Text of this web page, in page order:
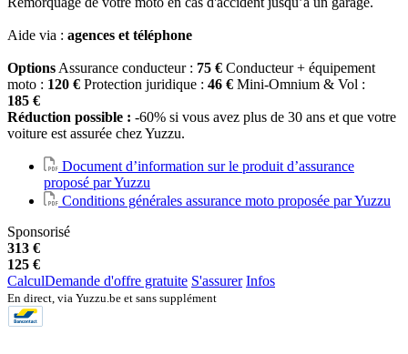
Aide via : agences et téléphone
Options Assurance conducteur : 75 € Conducteur + équipement
moto : 120 € Protection juridique : 46 € Mini-Omnium & Vol :
185 €
Réduction possible : -60% si vous avez plus de 30 ans et que votre
voiture est assurée chez Yuzzu.
Document d’information sur le produit d’assurance
proposé par Yuzzu
Conditions générales assurance moto proposée par Yuzzu
Sponsorisé
313 €
125 €
CalculDemande d'offre gratuite S'assurer Infos
En direct, via Yuzzu.be et sans supplément